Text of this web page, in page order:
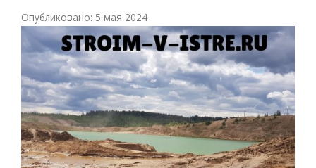
Опубликовано: 5 мая 2024